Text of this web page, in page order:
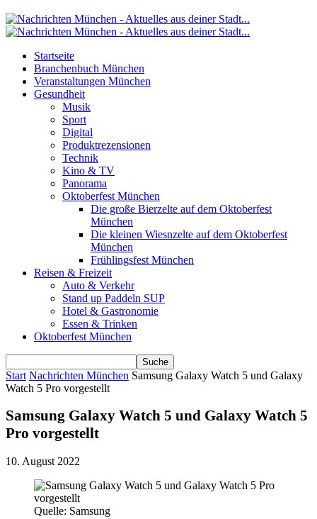
Startseite
Branchenbuch München
Veranstaltungen München
Gesundheit
Musik
Sport
Digital
Produktrezensionen
Technik
Kino & TV
Panorama
Oktoberfest München
Die große Bierzelte auf dem Oktoberfest
München
Die kleinen Wiesnzelte auf dem Oktoberfest
München
Frühlingsfest München
Reisen & Freizeit
Auto & Verkehr
Stand up Paddeln SUP
Hotel & Gastronomie
Essen & Trinken
Oktoberfest München
Start Nachrichten München Samsung Galaxy Watch 5 und Galaxy
Watch 5 Pro vorgestellt
Samsung Galaxy Watch 5 und Galaxy Watch 5
Pro vorgestellt
10. August 2022
Quelle: Samsung